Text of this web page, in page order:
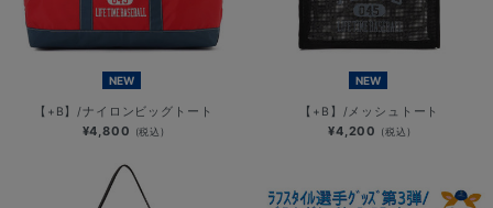
NEW
【+B】/ナイロンビッグトート
¥4,800 (税込)
NEW
【+B】/メッシュトート
¥4,200 (税込)